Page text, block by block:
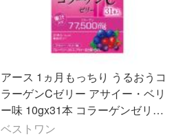
アース 1ヵ月もっちり うるおうコ
ラーゲンCゼリー アサイー・ベリ
ー味 10gx31本 コラーゲンゼリー
美容ゼリー
ベストワン